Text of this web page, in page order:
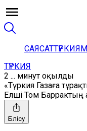
САЯСАТТҮРКИЯ
ТҮРКИЯ
2 ... минут оқылды
«Түркия Газаға
Елші Том Баррактың
Бөлісу